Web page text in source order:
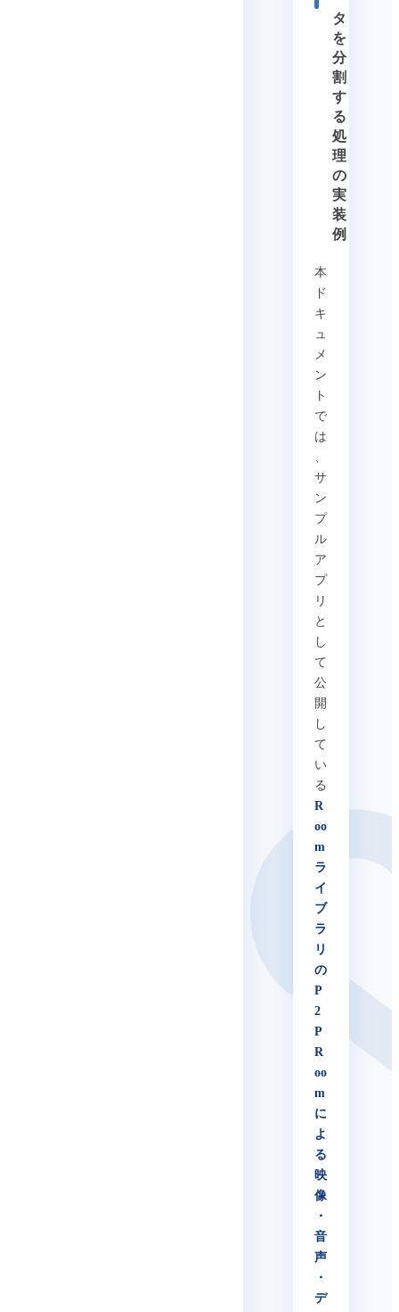
タ
を
分
割
す
る
処
理
の
実
装
例
本
ド
キ
ュ
メ
ン
ト
で
は
、
サ
ン
プ
ル
ア
プ
リ
と
し
て
公
開
し
て
い
る
R
oo
m
ラ
イ
ブ
ラ
リ
の
P
2
P
R
oo
m
に
よ
る
映
像
・
音
声
・
デ